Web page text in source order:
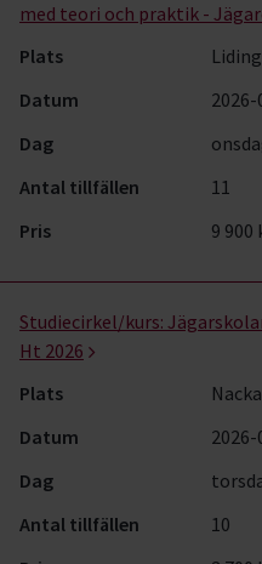
med teori och praktik -
Plats
Datum
Dag
Antal tillfällen
11
Pris
9 900
Studiecirkel/kurs:
Ht 2026
Plats
Nacka
Datum
Dag
Antal tillfällen
10